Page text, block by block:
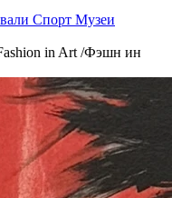
Спорт Музеи
in Art /Фэшн ин